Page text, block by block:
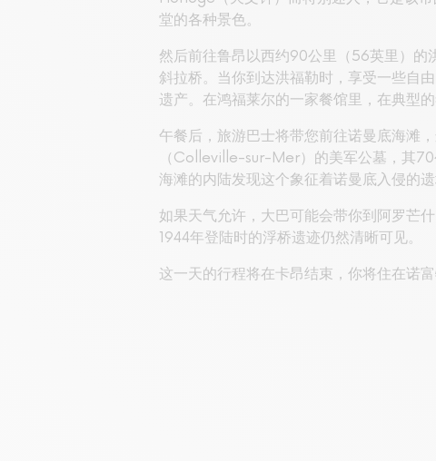
堂的各种景色。
然后前往鲁昂以西约90公里（56英里）
斜拉桥。当你到达洪福勒时，享受一些自
遗产。在鸿福莱尔的一家餐馆里，在典型的
午餐后，旅游巴士将带您前往诺曼底海滩
（Colleville-sur-Mer）的美军公墓，其
海滩的内陆发现这个象征着诺曼底入侵的遗
如果天气允许，大巴可能会带你到阿罗芒
1944年登陆时的浮桥遗迹仍然清晰可见。
这一天的行程将在卡昂结束，你将住在诺